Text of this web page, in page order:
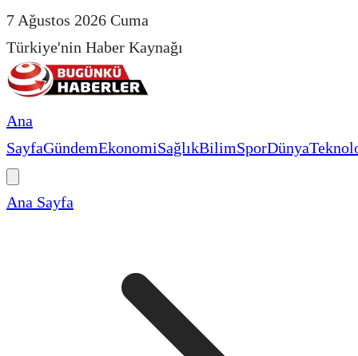
7 Ağustos 2026 Cuma
Türkiye'nin Haber Kaynağı
Ana
SayfaGündemEkonomiSağlıkBilimSporDünya
Ana Sayfa